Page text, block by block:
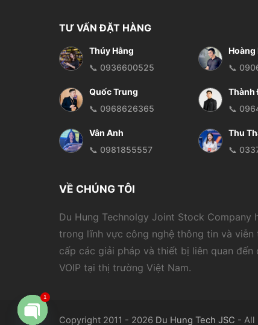
TƯ VẤN ĐẶT HÀNG
Thúy Hằng
📞 0936600525
Hoàng
📞
Quốc Trung
📞 0968626365
Thành
📞
Vân Anh
📞 0981855557
Thu
📞
VỀ CHÚNG TÔI
Du Hung Technolgy Joint Stock Company
trong lĩnh vực công nghệ thông tin và viễn
cấp các giải pháp và thiết bị liên quan đến
VOIP tại thị trường Việt Nam.
Copyright 2011 - 2026 Du Hung Tech JSC - All
1